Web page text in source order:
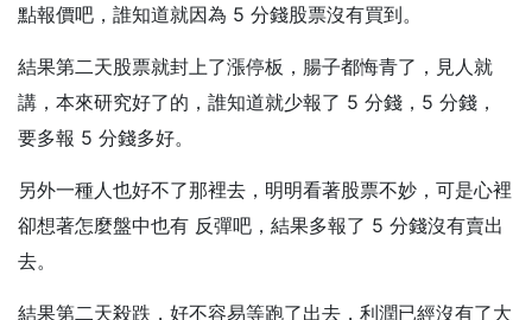
點報價吧，誰知道就因為 5 分錢股票沒有買到。
結果第二天股票就封上了漲停板，腸子都悔青了，見人就
講，本來研究好了的，誰知道就少報了 5 分錢，5 分錢，
要多報 5 分錢多好。
另外一種人也好不了那裡去，明明看著股票不妙，可是心裡
卻想著怎麼盤中也有 反彈吧，結果多報了 5 分錢沒有賣出
去。
結果第二天殺跌，好不容易等跑了出去，利潤已經沒有了大